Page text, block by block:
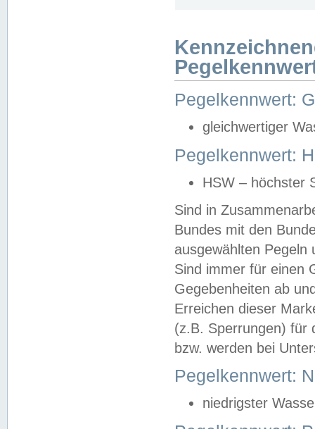
Pegelkennwert:
gleichwertiger
Pegelkennwert:
HSW – höchster
Sind in
Bundes mit den
ausgewählten
Sind immer für einen
Gegebenheiten ab
Erreichen dieser
(z.B. Sperrungen) für
bzw. werden bei
Pegelkennwert:
niedrigster